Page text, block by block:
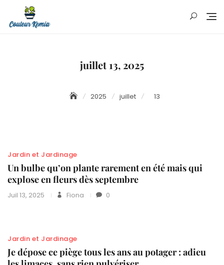
content
juillet 13, 2025
2025 juillet 13
Jardin et Jardinage
Un bulbe qu’on plante rarement en été mais qui
explose en fleurs dès septembre
Juil 13, 2025 Fiona 0
Jardin et Jardinage
Je dépose ce piège tous les ans au potager : adieu